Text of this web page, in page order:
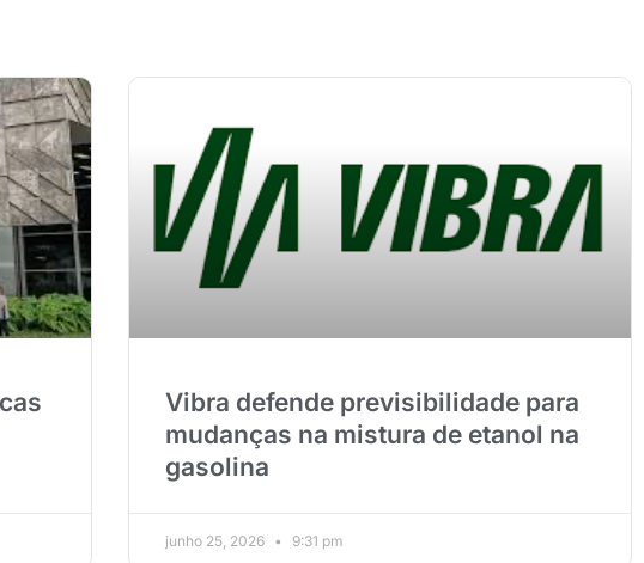
Vibra defende previsibilidade para
mudanças na mistura de etanol na
gasolina
junho 25, 2026 9:31 pm